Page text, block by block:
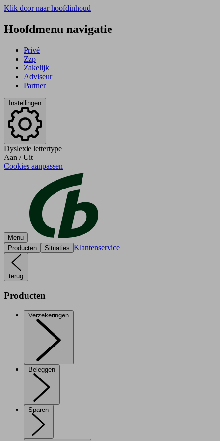
Klik door naar hoofdinhoud
Hoofdmenu navigatie
Privé
Zzp
Zakelijk
Adviseur
Partner
Instellingen
Dyslexie lettertype
Aan / Uit
Cookies aanpassen
Menu
Producten
Situaties Klantenservice
terug
Producten
Verzekeringen
Beleggen
Sparen